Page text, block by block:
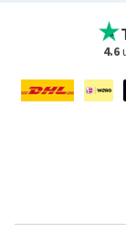
4.6